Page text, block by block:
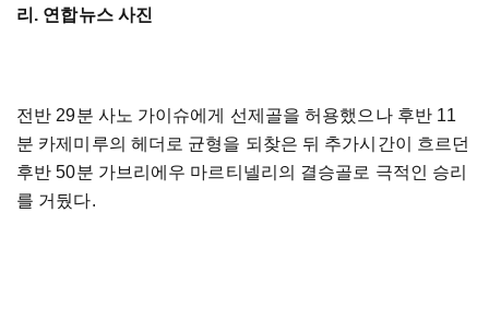
리. 연합뉴스 사진
전반 29분 사노 가이슈에게 선제골을 허용했으나 후반 11
분 카제미루의 헤더로 균형을 되찾은 뒤 추가시간이 흐르던
후반 50분 가브리에우 마르티넬리의 결승골로 극적인 승리
를 거뒀다.